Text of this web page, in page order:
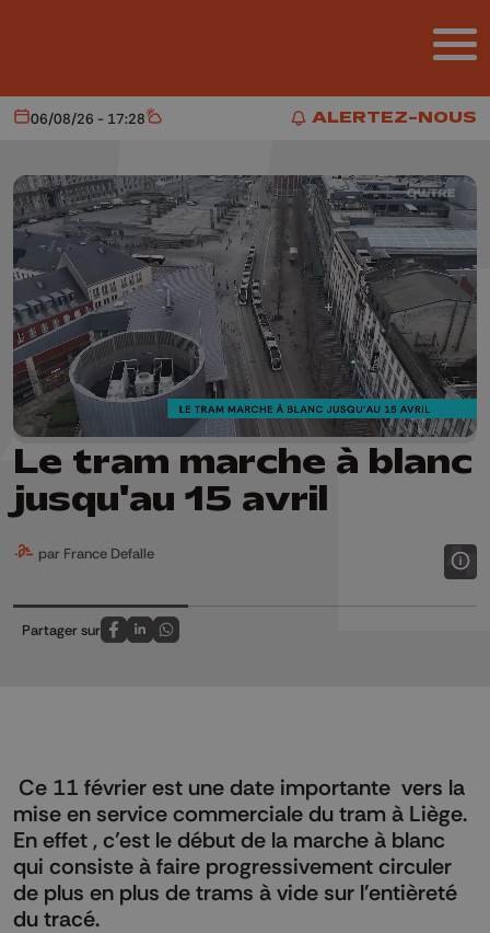
ALERTEZ-NOUS
ALERTEZ-NOUS
Aujourd'hui
06/08/26 - 17:28 Météo
Le tram marche à blanc
jusqu'au 15 avril
par France Defalle
Partager sur
Partagez sur FaceBook
Partagez sur LinkedIn
Partagez sur Whatsapp
Ce 11 février est une date importante vers la
mise en service commerciale du tram à Liège.
En effet , c’est le début de la marche à blanc
qui consiste à faire progressivement circuler
de plus en plus de trams à vide sur l'entièreté
du tracé.